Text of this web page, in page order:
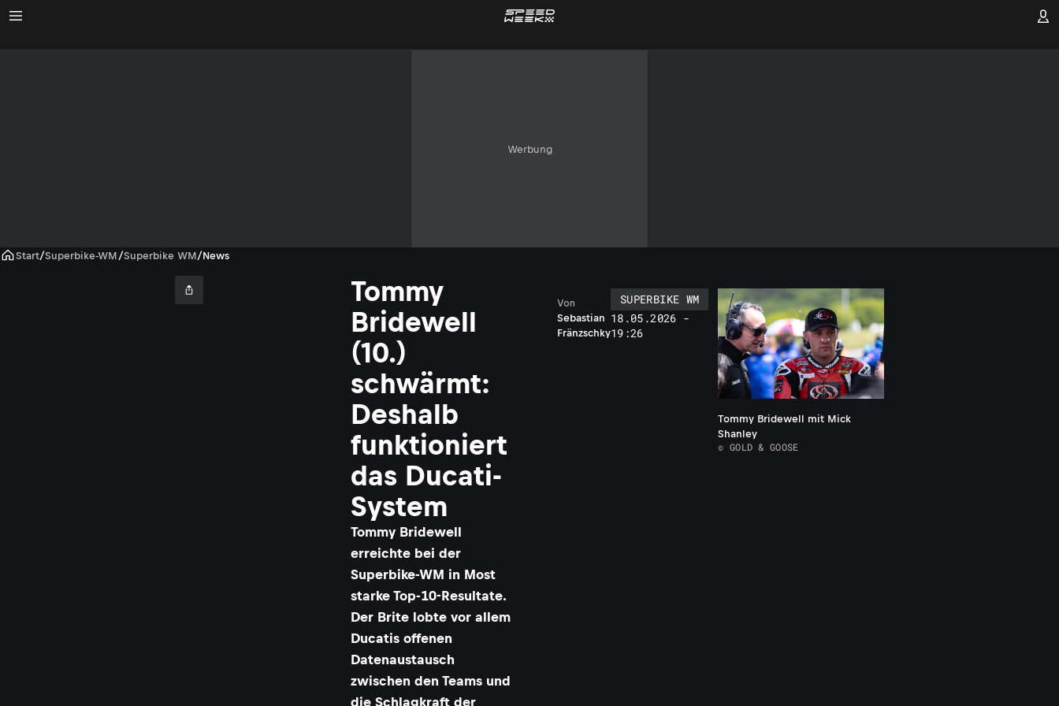
Werbung
Start/Superbike-WM /Superbike WM/News
Tommy
Bridewell
(10.)
schwärmt:
Deshalb
funktioniert
das Ducati-
System
Tommy Bridewell
erreichte bei der
Superbike-WM in Most
starke Top-10-Resultate.
Der Brite lobte vor allem
Ducatis offenen
Datenaustausch
zwischen den Teams und
die Schlagkraft der
Sebastian
Fränzschky
Von
SUPERBIKE WM
18.05.2026 -
19:26
Tommy Bridewell mit Mick
Shanley
© GOLD & GOOSE